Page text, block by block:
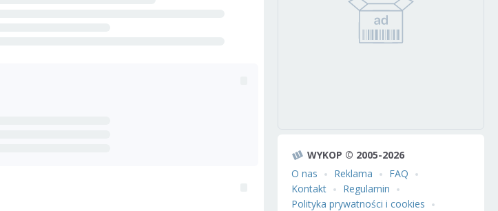
WYKOP © 2005-2026
O nas
Reklama
FAQ
Kontakt
Regulamin
Polityka prywatności i cookies